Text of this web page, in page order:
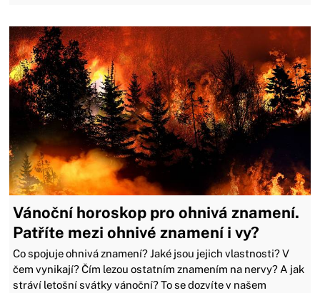
Vánoční horoskop pro ohnivá znamení.
Patříte mezi ohnivé znamení i vy?
Co spojuje ohnivá znamení? Jaké jsou jejich vlastnosti? V
čem vynikají? Čím lezou ostatním znamením na nervy? A jak
stráví letošní svátky vánoční? To se dozvíte v našem